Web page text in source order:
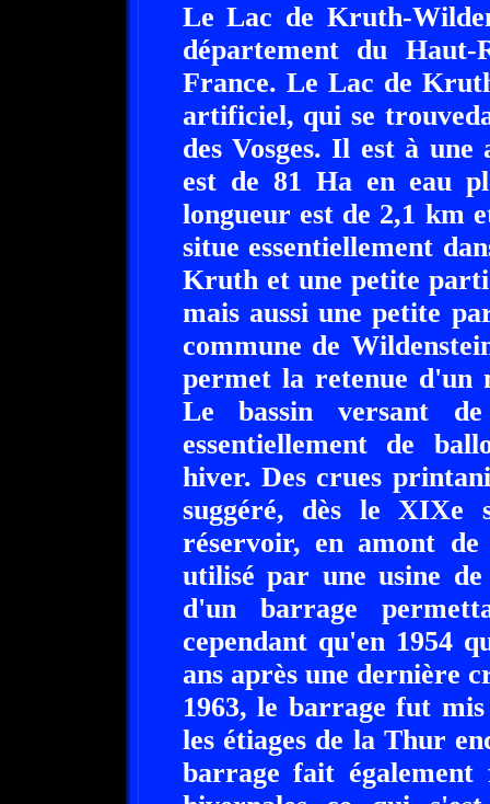
Le Lac de Kruth-
département du
France. Le Lac de
artificiel, qui se
des Vosges. Il est à
est de 81 Ha en eau
longueur est de 2,1 km
situe essentiellement
Kruth et une petite
mais aussi une petite
commune de
permet la retenue d'un
Le bassin versant
essentiellement de
hiver. Des crues
suggéré, dès le XIXe
réservoir, en amont
utilisé par une usine
d'un barrage
cependant qu'en 1954
ans après une dernière
1963, le barrage fut
les étiages de la Thur
barrage fait